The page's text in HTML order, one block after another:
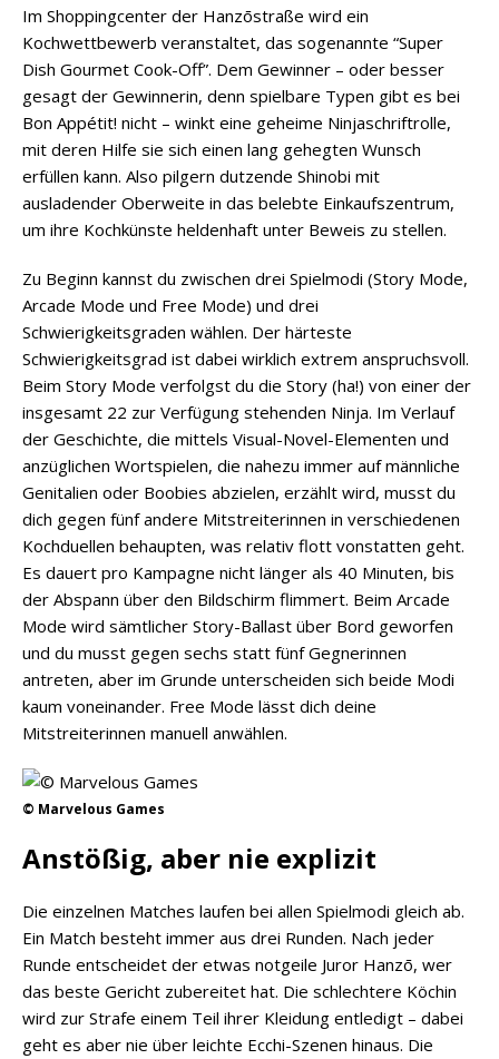
Im Shoppingcenter der Hanzōstraße wird ein
Kochwettbewerb veranstaltet, das sogenannte “Super
Dish Gourmet Cook-Off”. Dem Gewinner – oder besser
gesagt der Gewinnerin, denn spielbare Typen gibt es bei
Bon Appétit! nicht – winkt eine geheime Ninjaschriftrolle,
mit deren Hilfe sie sich einen lang gehegten Wunsch
erfüllen kann. Also pilgern dutzende Shinobi mit
ausladender Oberweite in das belebte Einkaufszentrum,
um ihre Kochkünste heldenhaft unter Beweis zu stellen.
Zu Beginn kannst du zwischen drei Spielmodi (Story Mode,
Arcade Mode und Free Mode) und drei
Schwierigkeitsgraden wählen. Der härteste
Schwierigkeitsgrad ist dabei wirklich extrem anspruchsvoll.
Beim Story Mode verfolgst du die Story (ha!) von einer der
insgesamt 22 zur Verfügung stehenden Ninja. Im Verlauf
der Geschichte, die mittels Visual-Novel-Elementen und
anzüglichen Wortspielen, die nahezu immer auf männliche
Genitalien oder Boobies abzielen, erzählt wird, musst du
dich gegen fünf andere Mitstreiterinnen in verschiedenen
Kochduellen behaupten, was relativ flott vonstatten geht.
Es dauert pro Kampagne nicht länger als 40 Minuten, bis
der Abspann über den Bildschirm flimmert. Beim Arcade
Mode wird sämtlicher Story-Ballast über Bord geworfen
und du musst gegen sechs statt fünf Gegnerinnen
antreten, aber im Grunde unterscheiden sich beide Modi
kaum voneinander. Free Mode lässt dich deine
Mitstreiterinnen manuell anwählen.
© Marvelous Games
Anstößig, aber nie explizit
Die einzelnen Matches laufen bei allen Spielmodi gleich ab.
Ein Match besteht immer aus drei Runden. Nach jeder
Runde entscheidet der etwas notgeile Juror Hanzō, wer
das beste Gericht zubereitet hat. Die schlechtere Köchin
wird zur Strafe einem Teil ihrer Kleidung entledigt – dabei
geht es aber nie über leichte Ecchi-Szenen hinaus. Die